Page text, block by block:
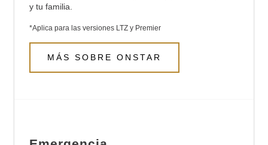
y tu familia.
*Aplica para las versiones LTZ y Premier
MÁS SOBRE ONSTAR